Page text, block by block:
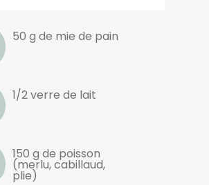
50 g de mie de pain
1/2 verre de lait
150 g de poisson
(merlu, cabillaud,
plie)